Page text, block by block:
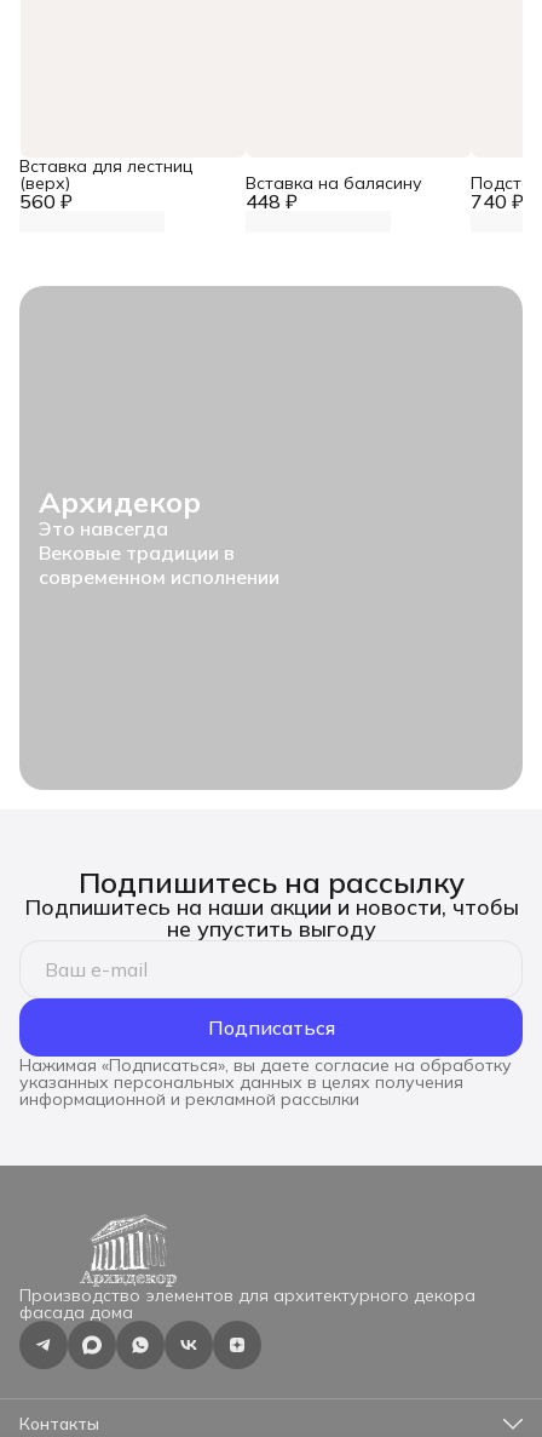
560 ₽
Вставка для лестниц
(верх)
448 ₽
Вставка на балясину
740 ₽
Архидекор
Это навсегда
Вековые традиции в
современном исполнении
Подпишитесь на рассылку
Подпишитесь на наши акции и новости, чтобы
не упустить выгоду
Подписаться
Нажимая «Подписаться», вы даете согласие на обработку
указанных персональных данных в целях получения
информационной и рекламной рассылки
Производство элементов для архитектурного декора
фасада дома
Контакты